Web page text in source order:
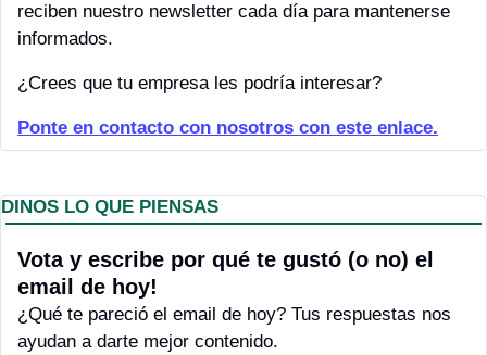
reciben nuestro newsletter cada día para mantenerse
informados.
¿Crees que tu empresa les podría interesar?
Ponte en contacto con nosotros con este enlace.
DINOS LO QUE PIENSAS
Vota y escribe por qué te gustó (o no) el
email de hoy!
¿Qué te pareció el email de hoy? Tus respuestas nos
ayudan a darte mejor contenido.